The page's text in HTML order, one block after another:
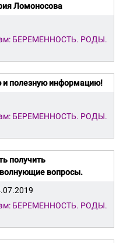
Ломоносова
БЕРЕМЕННОСТЬ. РОДЫ.
и полезную информацию!
БЕРЕМЕННОСТЬ. РОДЫ.
получить
вопросы.
БЕРЕМЕННОСТЬ. РОДЫ.